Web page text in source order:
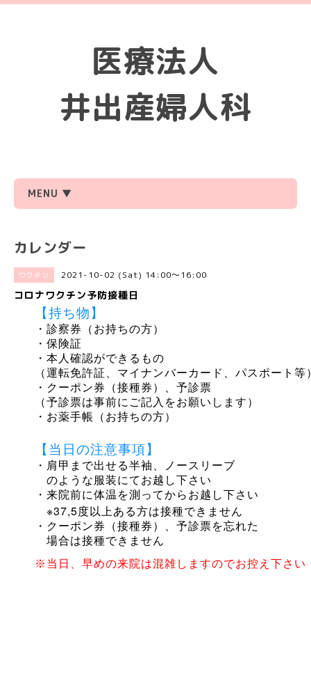
医療法人
井出産婦人科
MENU ▼
カレンダー
ワクチン 2021-10-02 (Sat) 14:00～16:00
コロナワクチン予防接種日
【持ち物】
・診察券（お持ちの方）
・保険証
・本人確認ができるもの
（運転免許証、マイナンバーカード、パスポート等
・クーポン券（接種券）、予診票
（予診票は事前にご記入をお願いします）
・お薬手帳（お持ちの方）
【当日の注意事項】
・肩甲まで出せる半袖、ノースリーブ
のような服装にてお越し下さい
・来院前に体温を測ってからお越し下さい
※37,5度以上ある方は接種できません
・クーポン券（接種券）、予診票を忘れた
場合は接種できません
※当日、早めの来院は混雑しますのでお控え下さい